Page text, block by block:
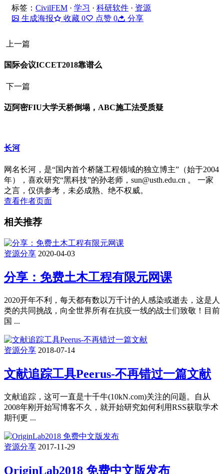
标签： CivilFEM · 学习 · 科研软件 · 资源
生成海报
收藏 0 点赞 0 分享
上一篇
国际会议ICCET2018靠谱么
下一篇
迈阿密FIU大学天桥倒塌，ABC施工法受质疑
长河
网名长河，是“国内首个桥隧工程领域的独立博主”（始于2004
年），喜欢研究“黑科技”的孙老师，sun@usth.edu.cn 。 一家
之言，仅供参考，未必成熟、绝不权威。
查看作者页面
相关推荐
资源分享 2020-04-03
分享：免费土木工程有限元网课
2020开年不利，每天都有数以万千计的人感染或逝去，这是人
类的共同挑战，向全世界所有在抗疫一线的战士们致敬！目前
国 ...
资源分享 2018-07-14
文献追踪工具Peerus-不再错过一篇文献
文献追踪，这可一直是十千牛(10kN.com)关注的问题。自从
2008年刚开始写博客不久，就开始研究如何利用RSS获取学术
期刊更 ...
资源分享 2017-11-29
OriginLab2018 免费中文版发布